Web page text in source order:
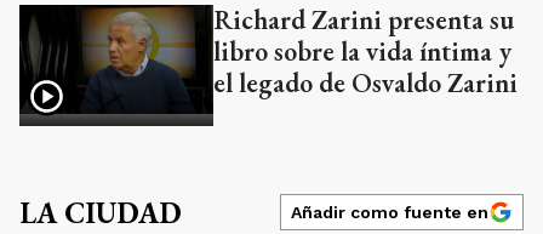
Richard Zarini presenta su
libro sobre la vida íntima y
el legado de Osvaldo Zarini
LA CIUDAD Añadir como fuente en